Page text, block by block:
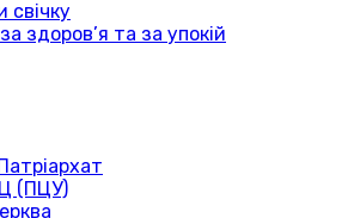
свічку
здоров’я та за упокій
(ПЦУ)